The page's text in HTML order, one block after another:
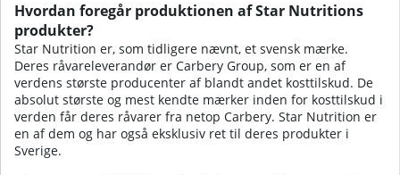
Hvordan foregår produktionen af Star Nutritions
produkter?
Star Nutrition er, som tidligere nævnt, et svensk mærke.
Deres råvareleverandør er Carbery Group, som er en af
verdens største producenter af blandt andet kosttilskud. De
absolut største og mest kendte mærker inden for kosttilskud i
verden får deres råvarer fra netop Carbery. Star Nutrition er
en af dem og har også eksklusiv ret til deres produkter i
Sverige.